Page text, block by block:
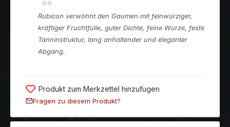
Rubicon verwöhnt den Gaumen mit feinwürziger,
kräftiger Fruchtfülle, guter Dichte, feine Würze, feste
Tanninstruktur, lang anhaltender und eleganter
Abgang.
Produkt zum Merkzettel hinzufügen
Fragen zu diesem Produkt?